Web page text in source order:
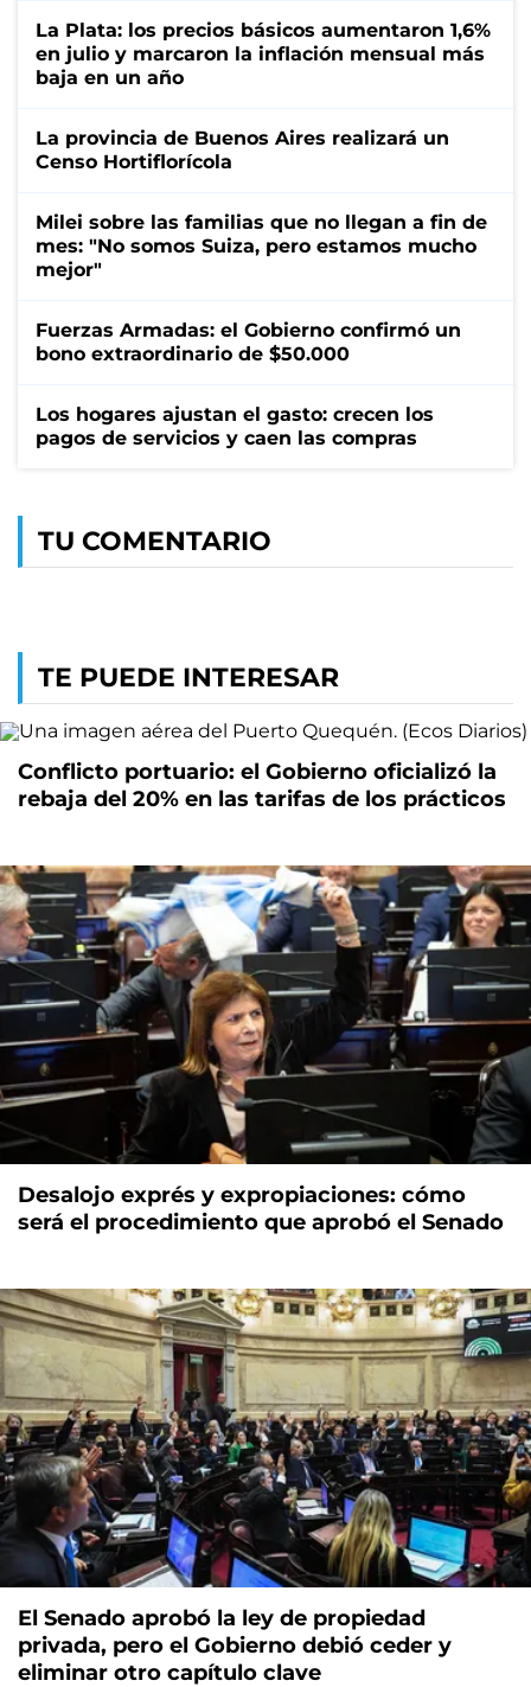
La Plata: los precios básicos aumentaron 1,6%
en julio y marcaron la inflación mensual más
baja en un año
La provincia de Buenos Aires realizará un
Censo Hortiflorícola
Milei sobre las familias que no llegan a fin de
mes: "No somos Suiza, pero estamos mucho
mejor"
Fuerzas Armadas: el Gobierno confirmó un
bono extraordinario de $50.000
Los hogares ajustan el gasto: crecen los
pagos de servicios y caen las compras
TU COMENTARIO
TE PUEDE INTERESAR
Conflicto portuario: el Gobierno oficializó la
rebaja del 20% en las tarifas de los prácticos
Desalojo exprés y expropiaciones: cómo
será el procedimiento que aprobó el Senado
El Senado aprobó la ley de propiedad
privada, pero el Gobierno debió ceder y
eliminar otro capítulo clave